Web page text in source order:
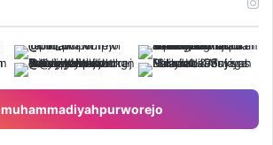
muhammadiyahpurworejo